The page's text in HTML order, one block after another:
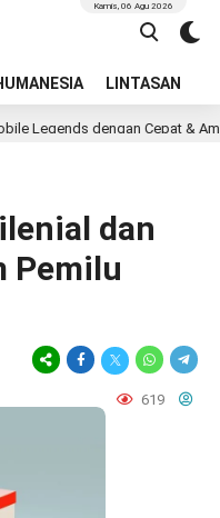
LINTASAN
Kamis, 06 Agu 2026
dengan Cepat & Aman di
dan
Pemilu
619